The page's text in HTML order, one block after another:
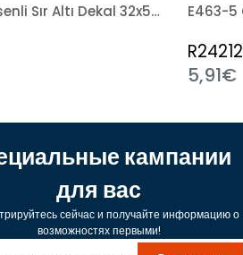
E697-1 Çini Desenli Sır Altı Dekal 32x50 cm
R24212
5,91€
кампании
для вас
сейчас и получайте информацию о
возможностях первыми!